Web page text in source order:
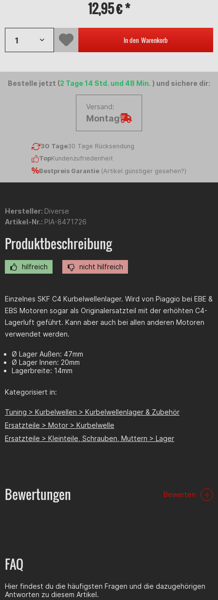
12,95 € *
In den Warenkorb
Bestelle jetzt (2 Tage 14 Std. und 48 Min. ) und sichere dir:
Versand:
Montag
30 Tage30 Tage Rücksendung
TopKundenzufriedenheit
Bestpreis Garantie (Artikel günstiger gesehen?)
Hersteller: Diverse
Artikel-Nr.: PIA-8471726
Produktbeschreibung
hilfreich nicht hilfreich
Einzelnes SKF C4 Kurbelwellenlager. Wird von Piaggio bei EBE &
EBS Motoren sogar als Originalersatzteil mit der erhöhten C4-
Lagerluft geführt. Kann aber auch bei allen anderen Motoren
verwendet werden.
Ø Lager Außen: 47mm
Ø Lager Innen: 20mm
Lagerbreite: 14mm
Kategorisiert in:
Tuning > Kurbelwellen > Kurbelwellenlager & Zubehör
Ersatzteile > Motor > Kurbelwelle
Ersatzteile > Kleinteile, Schrauben, Muttern > Lager
Bewertungen Bewerten
FAQ
Hier findest du die häufigsten Fragen und die dazugehörigen
Antworten zu diesem Artikel.